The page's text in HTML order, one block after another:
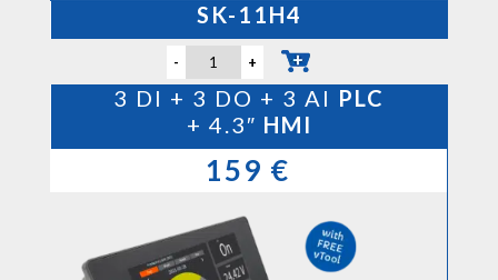
SK-11H4
- +
3 DI + 3 DO + 3 AI PLC
+ 4.3″ HMI
159 €